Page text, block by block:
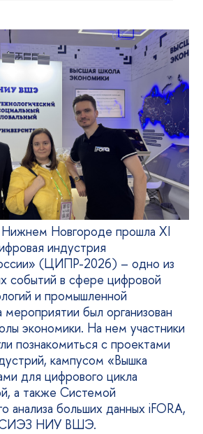
Новгороде прошла XI
индустрия
(ЦИПР-2026) – одно из
событий в сфере цифровой
и промышленной
был организован
экономики. На нем участники
познакомиться с проектами
кампусом «Вышка
для цифрового цикла
а также Системой
анализа больших данных iFORA,
НИУ ВШЭ.